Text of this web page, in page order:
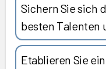
Sichern Sie sich
besten Talenten
Etablieren Sie